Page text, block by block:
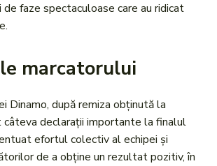
faze spectaculoase care au ridicat
marcatorului
Dinamo, după remiza obținută la
câteva declarații importante la finalul
efortul colectiv al echipei și
de a obține un rezultat pozitiv, în